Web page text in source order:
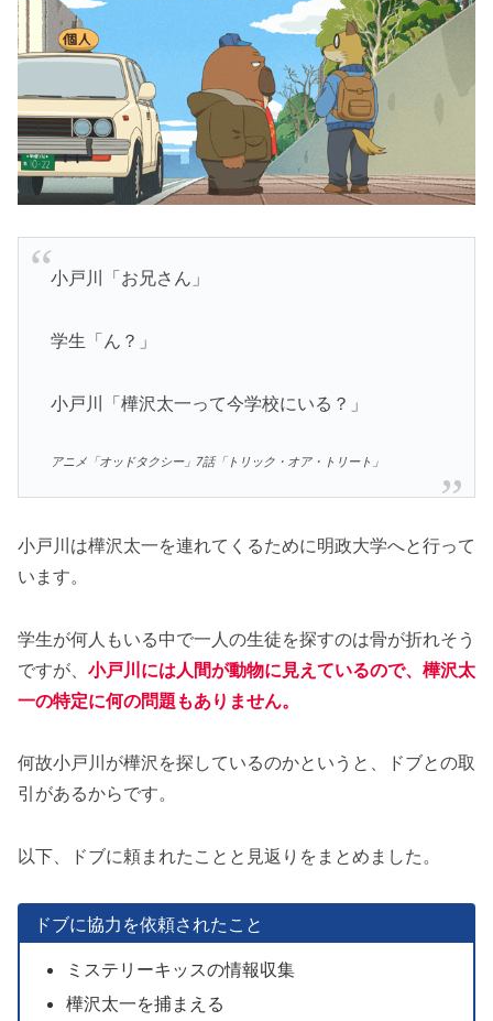
小戸川「お兄さん」
学生「ん？」
小戸川「樺沢太一って今学校にいる？」
アニメ「オッドタクシー」7話「トリック・オア・トリート」
小戸川は樺沢太一を連れてくるために明政大学へと行って
います。
学生が何人もいる中で一人の生徒を探すのは骨が折れそう
ですが、 小戸川には人間が動物に見えているので、樺沢太
一の特定に何の問題もありません。
何故小戸川が樺沢を探しているのかというと、ドブとの取
引があるからです。
以下、ドブに頼まれたことと見返りをまとめました。
ドブに協力を依頼されたこと
ミステリーキッスの情報収集
樺沢太一を捕まえる